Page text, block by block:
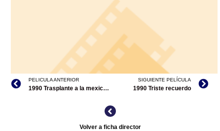
PELICULA ANTERIOR
1990 Trasplante a la mexicana
SIGUIENTE PELÍCULA
1990 Triste recuerdo
Volver a ficha director